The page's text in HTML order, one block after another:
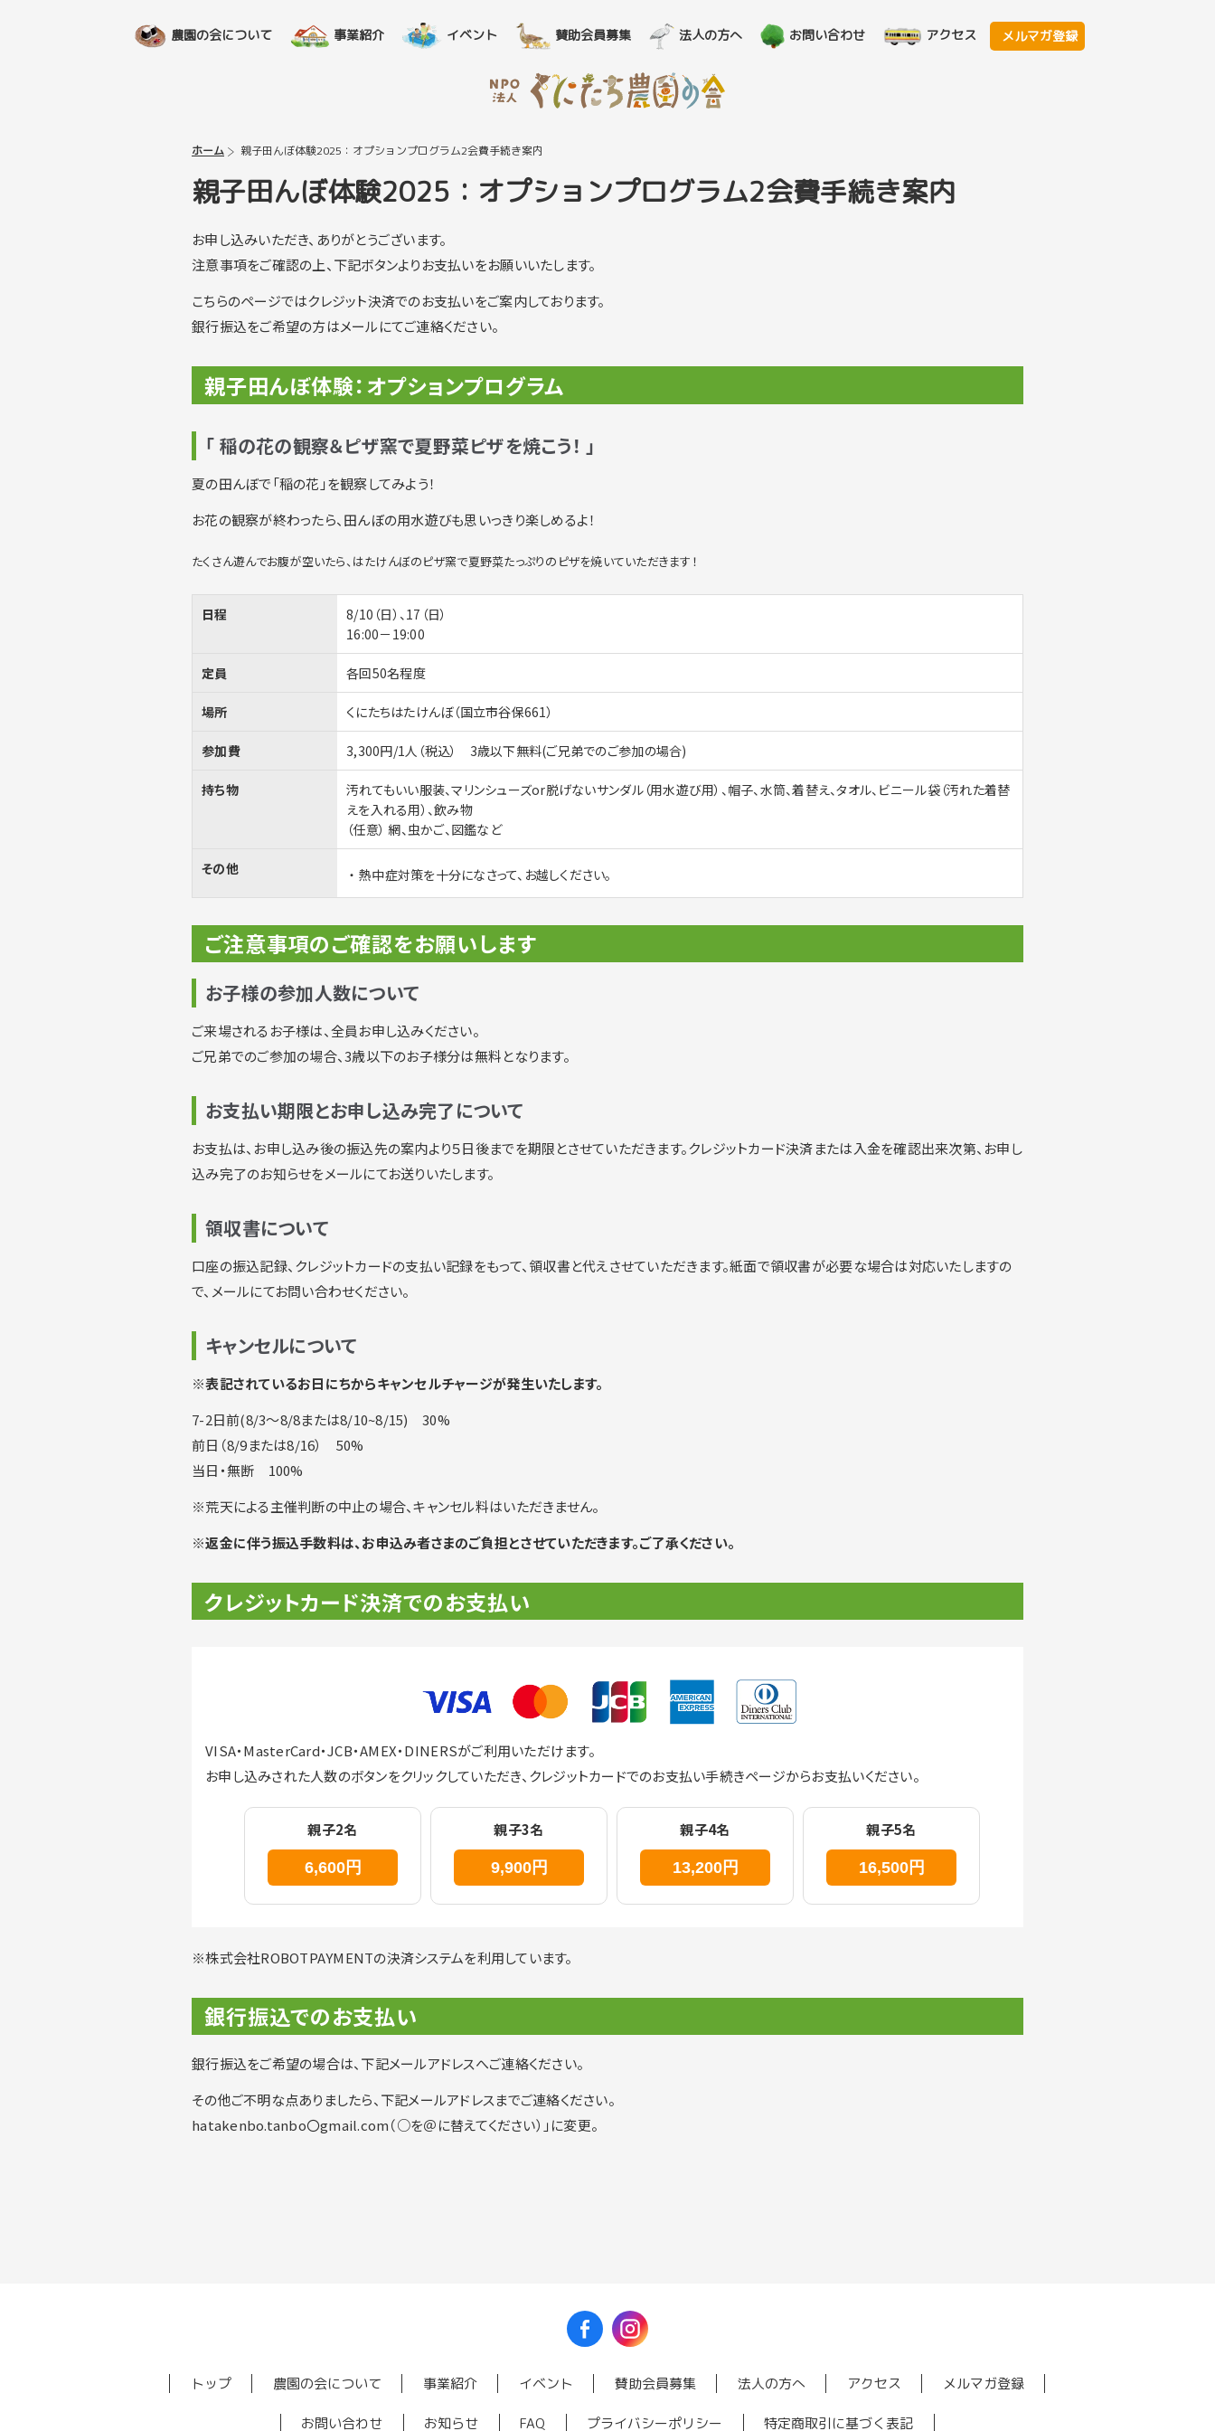
農園の会について 事業紹介 イベント 賛助会員募集 法人の方へ お問い合わせ アクセス メルマガ登録
ホーム 親子田んぼ体験2025：オプションプログラム2会費手続き案内
親子田んぼ体験2025：オプションプログラム2会費手続き案内
お申し込みいただき、ありがとうございます。
注意事項をご確認の上、下記ボタンよりお支払いをお願いいたします。
こちらのページではクレジット決済でのお支払いをご案内しております。
銀行振込をご希望の方はメールにてご連絡ください。
親子田んぼ体験：オプションプログラム
「 稲の花の観察＆ピザ窯で夏野菜ピザを焼こう！ 」
夏の田んぼで「稲の花」を観察してみよう！
お花の観察が終わったら、田んぼの用水遊びも思いっきり楽しめるよ！
たくさん遊んでお腹が空いたら、はたけんぼのピザ窯で夏野菜たっぷりのピザを焼いていただきます！
日程
8/10（日）、17（日）
16:00－19:00
定員 各回50名程度
場所 くにたちはたけんぼ（国立市谷保661）
参加費 3,300円/1人（税込） 3歳以下無料(ご兄弟でのご参加の場合)
持ち物
汚れてもいい服装、マリンシューズor脱げないサンダル（用水遊び用）、帽子、水筒、着替え、タオル、ビニール袋（汚れた着替
えを入れる用）、飲み物
（任意） 網、虫かご、図鑑など
その他 熱中症対策を十分になさって、お越しください。
ご注意事項のご確認をお願いします
お子様の参加人数について
ご来場されるお子様は、全員お申し込みください。
ご兄弟でのご参加の場合、3歳以下のお子様分は無料となります。
お支払い期限とお申し込み完了について
お支払は、お申し込み後の振込先の案内より５日後までを期限とさせていただきます。クレジットカード決済または入金を確認出来次第、お申し
込み完了のお知らせをメールにてお送りいたします。
領収書について
口座の振込記録、クレジットカードの支払い記録をもって、領収書と代えさせていただきます。紙面で領収書が必要な場合は対応いたしますの
で、メールにてお問い合わせください。
キャンセルについて
※表記されているお日にちからキャンセルチャージが発生いたします。
7-2日前(8/3〜8/8または8/10~8/15) 30%
前日（8/9または8/16） 50%
当日・無断 100%
※荒天による主催判断の中止の場合、キャンセル料はいただきません。
※返金に伴う振込手数料は、お申込み者さまのご負担とさせていただきます。ご了承ください。
クレジットカード決済でのお支払い
VISA・MasterCard・JCB・AMEX・DINERSがご利用いただけます。
お申し込みされた人数のボタンをクリックしていただき、クレジットカードでのお支払い手続きページからお支払いください。
親子2名 親子3名 親子4名 親子5名
※株式会社ROBOTPAYMENTの決済システムを利用しています。
銀行振込でのお支払い
銀行振込をご希望の場合は、下記メールアドレスへご連絡ください。
その他ご不明な点ありましたら、下記メールアドレスまでご連絡ください。
hatakenbo.tanbo〇gmail.com（○を＠に替えてください）」に変更。
トップ 農園の会について 事業紹介 イベント 賛助会員募集 法人の方へ アクセス メルマガ登録
お問い合わせ お知らせ FAQ プライバシーポリシー 特定商取引に基づく表記